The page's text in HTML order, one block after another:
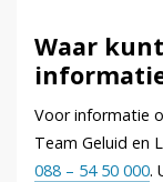
Waar
Voor informatie
Team Geluid en
088 – 54 50 000.